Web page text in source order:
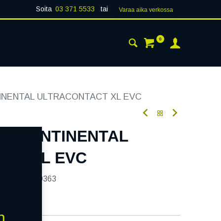
Soita 03 371 5533 tai Varaa aika verk​​​​ossa
0
ULTRACONTACT XL EVC
CONTINENTAL
XL EVC
239363